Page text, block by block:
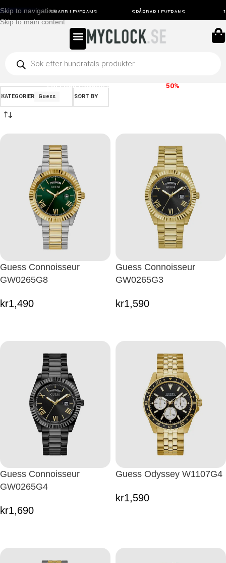
Skip to navigation
Skip to main content
FRI FRAKTSNABB LEVERANS 50%
KATEGORIER Guess SORT BY
Guess Connoisseur
GW0265G8
kr1,490
Guess Connoisseur
GW0265G3
kr1,590
Guess Connoisseur
GW0265G4
kr1,690
Guess Odyssey W1107G4
kr1,590
SNABB LEVERANS SPÅRBAR LEVERANS